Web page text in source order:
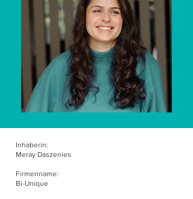
Inhaberin:
Meray Daszenies
Firmenname:
Bi-Unique